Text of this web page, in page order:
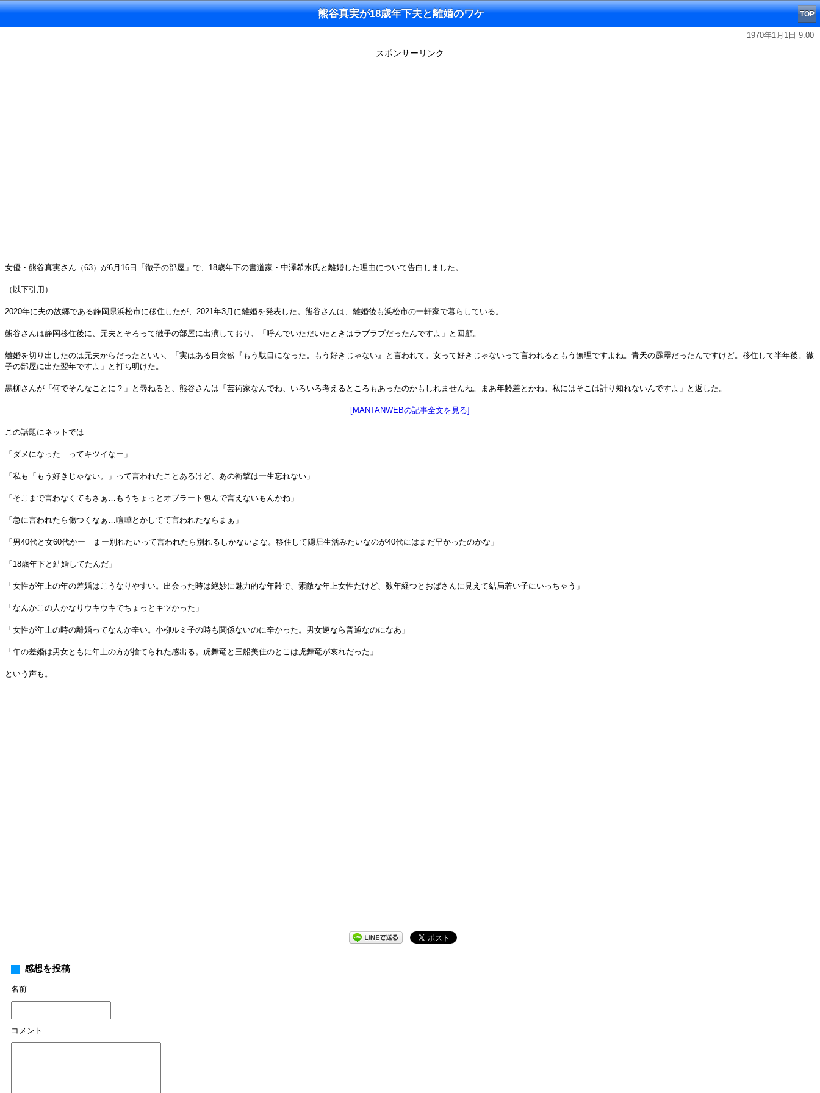
熊谷真実が18歳年下夫と離婚のワケ TOP
1970年1月1日 9:00
スポンサーリンク
女優・熊谷真実さん（63）が6月16日「徹子の部屋」で、18歳年下の書道家・中澤希水氏と離婚した理由について告白しました。
（以下引用）
2020年に夫の故郷である静岡県浜松市に移住したが、2021年3月に離婚を発表した。熊谷さんは、離婚後も浜松市の一軒家で暮らしている。
熊谷さんは静岡移住後に、元夫とそろって徹子の部屋に出演しており、「呼んでいただいたときはラブラブだったんですよ」と回顧。
離婚を切り出したのは元夫からだったといい、「実はある日突然『もう駄目になった。もう好きじゃない』と言われて。女って好きじゃないって言われるともう無理ですよね。青天の霹靂だったんですけど。移住して半年後。徹
子の部屋に出た翌年ですよ」と打ち明けた。
黒柳さんが「何でそんなことに？」と尋ねると、熊谷さんは「芸術家なんでね、いろいろ考えるところもあったのかもしれませんね。まあ年齢差とかね。私にはそこは計り知れないんですよ」と返した。
[MANTANWEBの記事全文を見る]
この話題にネットでは
「ダメになった ってキツイなー」
「私も「もう好きじゃない。」って言われたことあるけど、あの衝撃は一生忘れない」
「そこまで言わなくてもさぁ…もうちょっとオブラート包んで言えないもんかね」
「急に言われたら傷つくなぁ…喧嘩とかしてて言われたならまぁ」
「男40代と女60代かー まー別れたいって言われたら別れるしかないよな。移住して隠居生活みたいなのが40代にはまだ早かったのかな」
「18歳年下と結婚してたんだ」
「女性が年上の年の差婚はこうなりやすい。出会った時は絶妙に魅力的な年齢で、素敵な年上女性だけど、数年経つとおばさんに見えて結局若い子にいっちゃう」
「なんかこの人かなりウキウキでちょっとキツかった」
「女性が年上の時の離婚ってなんか辛い。小柳ルミ子の時も関係ないのに辛かった。男女逆なら普通なのになあ」
「年の差婚は男女ともに年上の方が捨てられた感出る。虎舞竜と三船美佳のとこは虎舞竜が哀れだった」
という声も。
感想を投稿
名前
コメント